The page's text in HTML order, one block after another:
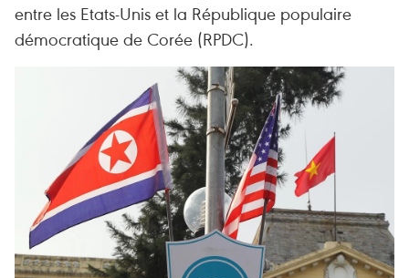
entre les Etats-Unis et la République populaire
démocratique de Corée (RPDC).